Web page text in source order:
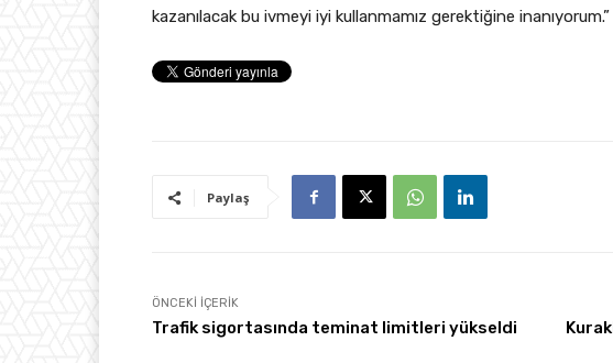
kazanılacak bu ivmeyi iyi kullanmamız gerektiğine inanıyorum.”
Paylaş
ÖNCEKI İÇERIK
Trafik sigortasında teminat limitleri yükseldi